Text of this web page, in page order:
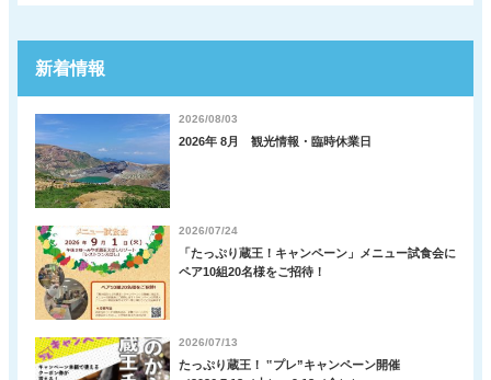
新着情報
2026/08/03
2026年 8月 観光情報・臨時休業日
2026/07/24
「たっぷり蔵王！キャンペーン」メニュー試食会に
ペア10組20名様をご招待！
2026/07/13
たっぷり蔵王！ ‟プレ”キャンペーン開催